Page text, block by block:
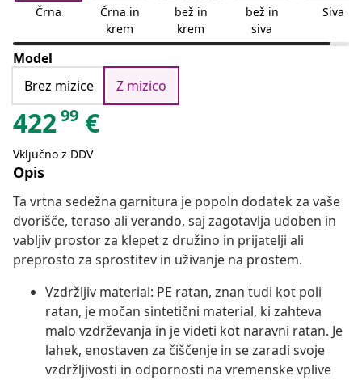
Črna
Črna in
krem
bež in
krem
bež in
siva
Siva
Model
Brez mizice
Z mizico
42299 €
Vključno z DDV
Opis
Ta vrtna sedežna garnitura je popoln dodatek za vaše
dvorišče, teraso ali verando, saj zagotavlja udoben in
vabljiv prostor za klepet z družino in prijatelji ali
preprosto za sprostitev in uživanje na prostem.
Vzdržljiv material: PE ratan, znan tudi kot poli
ratan, je močan sintetični material, ki zahteva
malo vzdrževanja in je videti kot naravni ratan. Je
lahek, enostaven za čiščenje in se zaradi svoje
vzdržljivosti in odpornosti na vremenske vplive